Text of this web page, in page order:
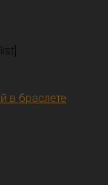
в браслете